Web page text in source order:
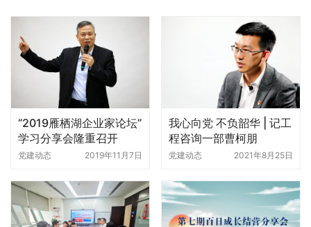
“2019雁栖湖企业家论坛”
学习分享会隆重召开
党建动态 2019年11月7日
我心向党 不负韶华 | 记工
程咨询一部曹柯朋
党建动态 2021年8月25日